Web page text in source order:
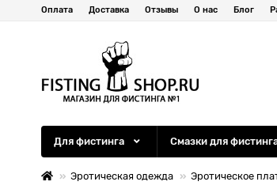
Оплата Доставка Отзывы О нас Блог
Для фистинга Смазки для
Эротическая одежда Эротическое